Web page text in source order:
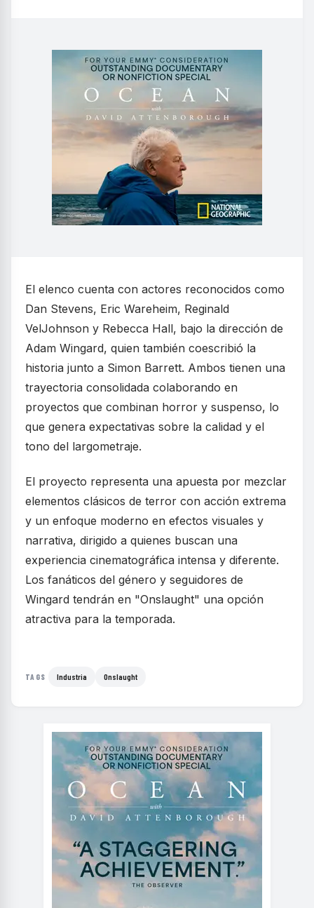
El elenco cuenta con actores reconocidos como
Dan Stevens, Eric Wareheim, Reginald
VelJohnson y Rebecca Hall, bajo la dirección de
Adam Wingard, quien también coescribió la
historia junto a Simon Barrett. Ambos tienen una
trayectoria consolidada colaborando en
proyectos que combinan horror y suspenso, lo
que genera expectativas sobre la calidad y el
tono del largometraje.
El proyecto representa una apuesta por mezclar
elementos clásicos de terror con acción extrema
y un enfoque moderno en efectos visuales y
narrativa, dirigido a quienes buscan una
experiencia cinematográfica intensa y diferente.
Los fanáticos del género y seguidores de
Wingard tendrán en "Onslaught" una opción
atractiva para la temporada.
TAGS Industria Onslaught